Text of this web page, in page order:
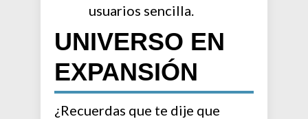
usuarios sencilla.
UNIVERSO EN
EXPANSIÓN
¿Recuerdas que te dije que